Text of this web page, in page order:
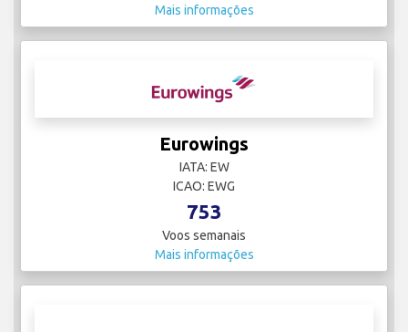
Mais informações
Eurowings
IATA: EW
ICAO: EWG
753
Voos semanais
Mais informações